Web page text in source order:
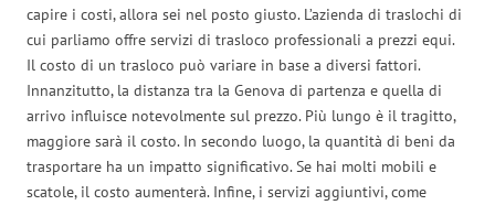
capire i costi, allora sei nel posto giusto. L’azienda di traslochi di
cui parliamo offre servizi di trasloco professionali a prezzi equi.
Il costo di un trasloco può variare in base a diversi fattori.
Innanzitutto, la distanza tra la Genova di partenza e quella di
arrivo influisce notevolmente sul prezzo. Più lungo è il tragitto,
maggiore sarà il costo. In secondo luogo, la quantità di beni da
trasportare ha un impatto significativo. Se hai molti mobili e
scatole, il costo aumenterà. Infine, i servizi aggiuntivi, come